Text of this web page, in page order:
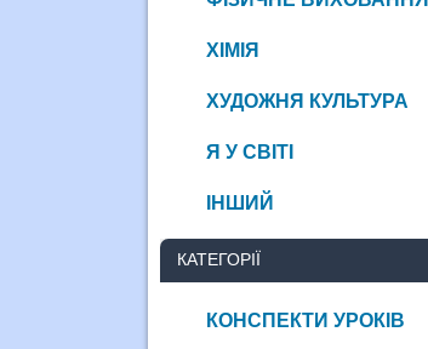
ХІМІЯ
ХУДОЖНЯ КУЛЬТУРА
Я У СВІТІ
ІНШИЙ
КАТЕГОРІЇ
КОНСПЕКТИ УРОКІВ